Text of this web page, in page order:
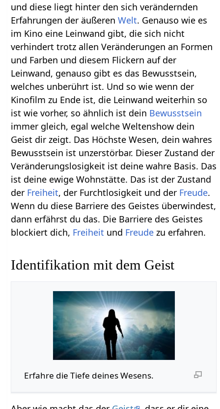
und diese liegt hinter den sich verändernden
Erfahrungen der äußerenWelt. Genauso wie es
im Kino eine Leinwand gibt, die sich nicht
verhindert trotz allen Veränderungen an Formen
und Farben und diesem Flickern auf der
Leinwand, genauso gibt es das Bewusstsein,
welches unberührt ist. Und so wie wenn der
Kinofilm zu Ende ist, die Leinwand weiterhin so
ist wie vorher, so ähnlich ist dein Bewusstsein
immer gleich, egal welche Weltenshow dein
Geist dir zeigt. Das Höchste Wesen, dein wahres
Bewusstsein ist unzerstörbar. Dieser Zustand der
Veränderungslosigkeit ist deine wahre Basis. Das
ist deine ewige Wohnstätte. Das ist der Zustand
der Freiheit, der Furchtlosigkeit und der Freude.
Wenn du diese Barriere des Geistes überwindest,
dann erfährst du das. Die Barriere des Geistes
blockiert dich, Freiheit und Freude zu erfahren.
Identifikation mit dem Geist
Erfahre die Tiefe deines Wesens.